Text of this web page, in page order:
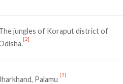
jungles of Koraput district of
[2]
Jharkhand, Palamu
[3]